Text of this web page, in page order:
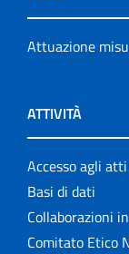
Attuazione
ATTIVITÀ
Accesso agli atti
Basi di dati
Collaborazioni
Comitato Etico